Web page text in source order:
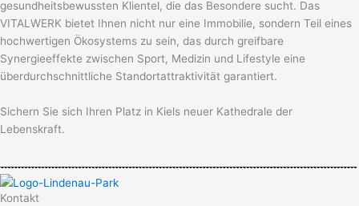
gesundheitsbewussten Klientel, die das Besondere sucht. Das
VITALWERK bietet Ihnen nicht nur eine Immobilie, sondern Teil eines
hochwertigen Ökosystems zu sein, das durch greifbare
Synergieeffekte zwischen Sport, Medizin und Lifestyle eine
überdurchschnittliche Standortattraktivität garantiert.
Sichern Sie sich Ihren Platz in Kiels neuer Kathedrale der
Lebenskraft.
Kontakt